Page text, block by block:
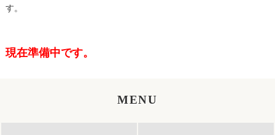
す。
現在準備中です。
MENU